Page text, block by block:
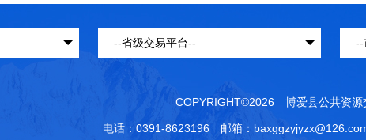
COPYRIGHT©2026 博爱县公共资
电话：0391-8623196 邮箱：